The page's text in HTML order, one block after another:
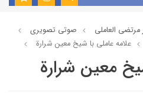
العاملی
صوتي تصويري
علامه عاملي با شيخ معين شرارة
معين شرارة